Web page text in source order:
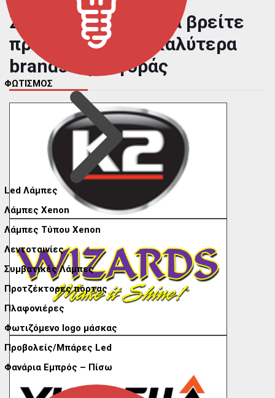
ΦΩΤΙΣΜΟΣ
Led Λάμπες
Λάμπες Xenon
Λάμπες Τύπου Xenon
Λεντοταινίες
Συμβατικές Λάμπες
Προτζέκτορες πόρτας
Πλαφονιέρες
Φωτιζόμενο logo μάσκας
Προβολείς/Μπάρες Led
Φανάρια Εμπρός – Πίσω
Στο carmaniac.gr θα βρείτε
προϊόντα από τα καλύτερα
brands της αγοράς